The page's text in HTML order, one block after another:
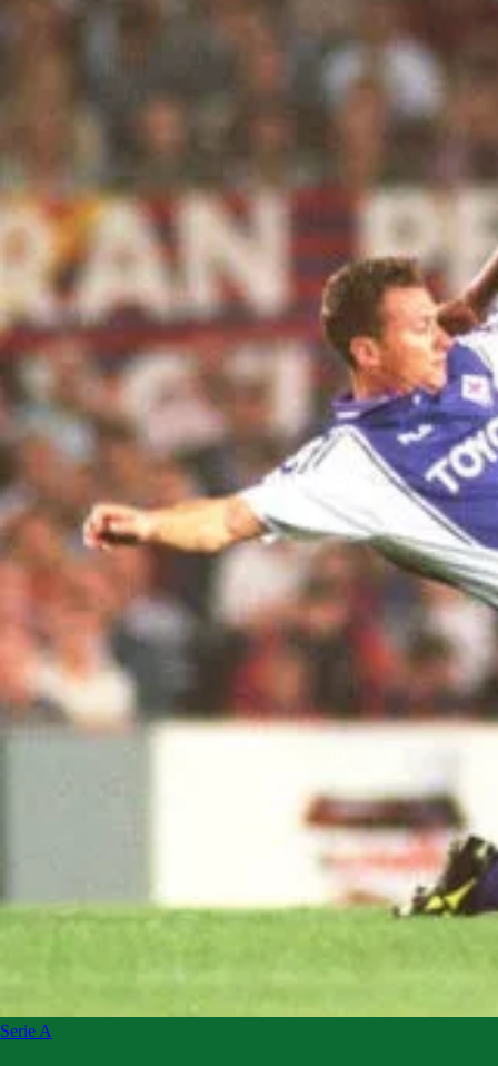
Serie A